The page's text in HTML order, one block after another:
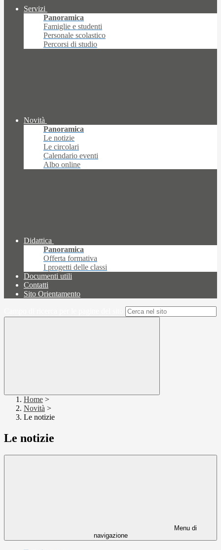
Servizi
Panoramica
Famiglie e studenti
Personale scolastico
Percorsi di studio
Novità
Panoramica
Le notizie
Le circolari
Calendario eventi
Albo online
Didattica
Panoramica
Offerta formativa
I progetti delle classi
Documenti utili
Contatti
Sito Orientamento
Home >
Novità >
Le notizie
Le notizie
Menu di
navigazione